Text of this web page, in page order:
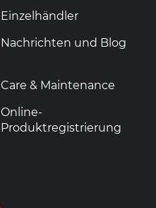
Einzelhändler
Nachrichten und Blog
Care & Maintenance
Online-
Produktregistrierung